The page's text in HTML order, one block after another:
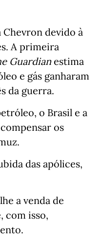
devido à
A primeira
Guardianestima
e gás ganharam
da guerra.
o Brasil e a
os
das apólices,
a venda de
com isso,